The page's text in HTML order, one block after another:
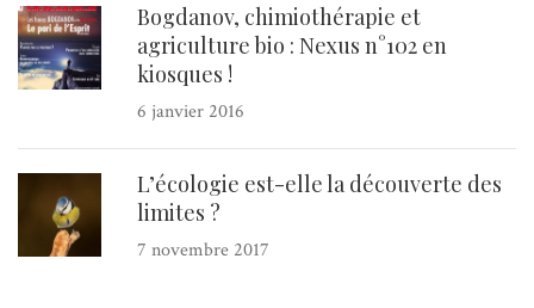
Bogdanov, chimiothérapie et
agriculture bio : Nexus n°102 en
kiosques !
6 janvier 2016
L’écologie est-elle la découverte des
limites ?
7 novembre 2017